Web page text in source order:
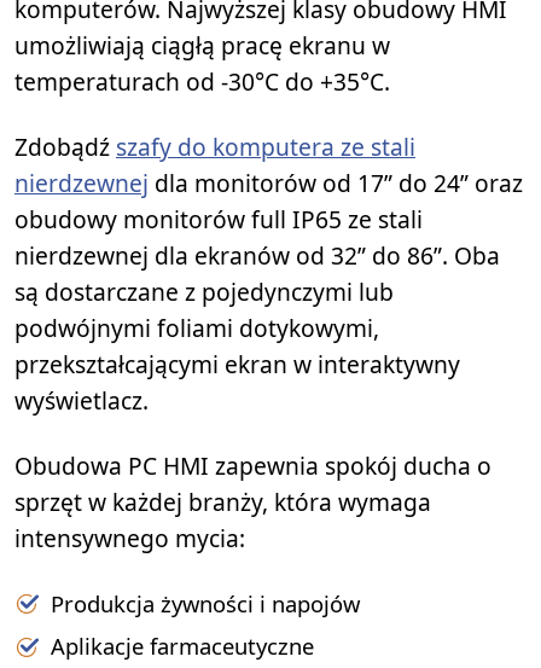
komputerów. Najwyższej klasy obudowy HMI
umożliwiają ciągłą pracę ekranu w
temperaturach od -30°C do +35°C.
Zdobądź szafy do komputera ze stali
nierdzewnej dla monitorów od 17” do 24” oraz
obudowy monitorów full IP65 ze stali
nierdzewnej dla ekranów od 32” do 86”. Oba
są dostarczane z pojedynczymi lub
podwójnymi foliami dotykowymi,
przekształcającymi ekran w interaktywny
wyświetlacz.
Obudowa PC HMI zapewnia spokój ducha o
sprzęt w każdej branży, która wymaga
intensywnego mycia:
Produkcja żywności i napojów
Aplikacje farmaceutyczne